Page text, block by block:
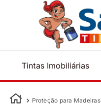
Tintas Imobiliárias
Proteção para Madeiras